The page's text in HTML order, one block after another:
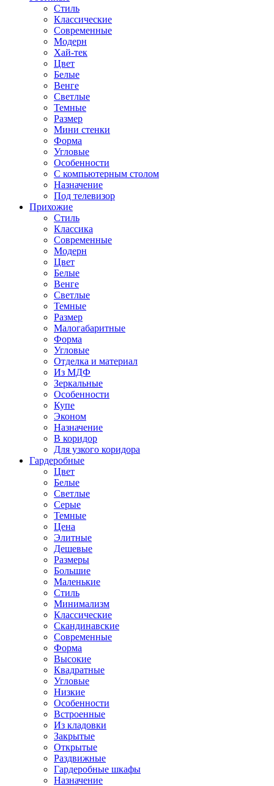
Стиль
Классические
Современные
Модерн
Хай-тек
Цвет
Белые
Венге
Светлые
Темные
Размер
Мини стенки
Форма
Угловые
Особенности
С компьютерным столом
Назначение
Под телевизор
Прихожие
Стиль
Классика
Современные
Модерн
Цвет
Белые
Венге
Светлые
Темные
Размер
Малогабаритные
Форма
Угловые
Отделка и материал
Из МДФ
Зеркальные
Особенности
Купе
Эконом
Назначение
В коридор
Для узкого коридора
Гардеробные
Цвет
Белые
Светлые
Серые
Темные
Цена
Элитные
Дешевые
Размеры
Большие
Маленькие
Стиль
Минимализм
Классические
Скандинавские
Современные
Форма
Высокие
Квадратные
Угловые
Низкие
Особенности
Встроенные
Из кладовки
Закрытые
Открытые
Раздвижные
Гардеробные шкафы
Назначение